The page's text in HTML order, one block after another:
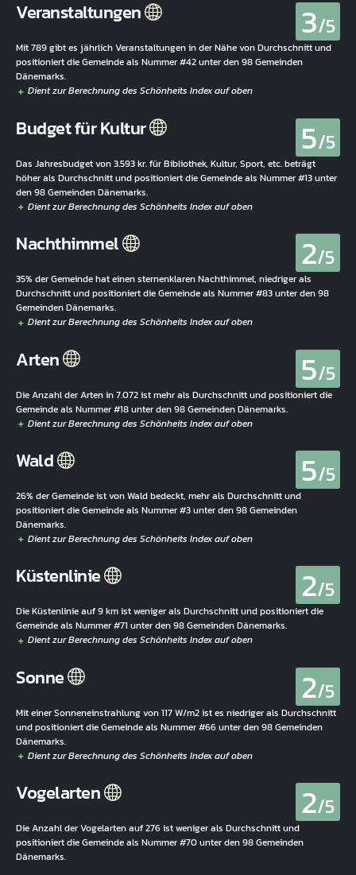
Veranstaltungen 3/5
Mit 789 gibt es jährlich Veranstaltungen in der Nähe von Durchschnitt und
positioniert die Gemeinde als Nummer #42 unter den 98 Gemeinden
Dänemarks.
Budget für Kultur 5/5
Das Jahresbudget von 3.593 kr. für Bibliothek, Kultur, Sport, etc. beträgt
höher als Durchschnitt und positioniert die Gemeinde als Nummer #13 unter
den 98 Gemeinden Dänemarks.
Nachthimmel 2/5
35% der Gemeinde hat einen sternenklaren Nachthimmel, niedriger als
Durchschnitt und positioniert die Gemeinde als Nummer #83 unter den 98
Gemeinden Dänemarks.
Arten 5/5
Die Anzahl der Arten in 7.072 ist mehr als Durchschnitt und positioniert die
Gemeinde als Nummer #18 unter den 98 Gemeinden Dänemarks.
Wald 5/5
26% der Gemeinde ist von Wald bedeckt, mehr als Durchschnitt und
positioniert die Gemeinde als Nummer #3 unter den 98 Gemeinden
Dänemarks.
Küstenlinie 2/5
Die Küstenlinie auf 9 km ist weniger als Durchschnitt und positioniert die
Gemeinde als Nummer #71 unter den 98 Gemeinden Dänemarks.
Sonne 2/5
Mit einer Sonneneinstrahlung von 117 W/m2 ist es niedriger als Durchschnitt
und positioniert die Gemeinde als Nummer #66 unter den 98 Gemeinden
Dänemarks.
Vogelarten 2/5
Die Anzahl der Vogelarten auf 276 ist weniger als Durchschnitt und
positioniert die Gemeinde als Nummer #70 unter den 98 Gemeinden
Dänemarks.